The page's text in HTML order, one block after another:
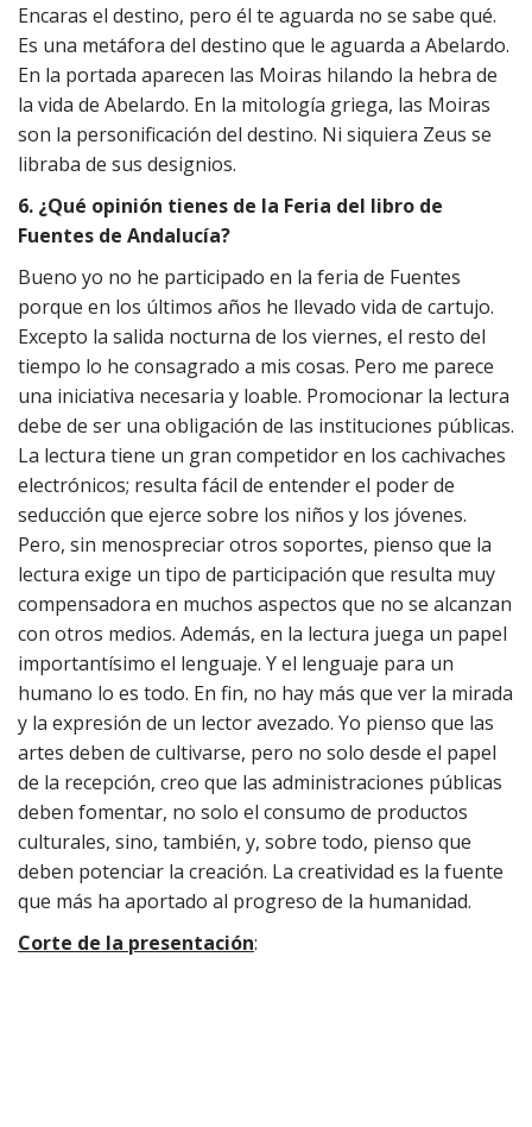
Encaras el destino, pero él te aguarda no se sabe qué.
Es una metáfora del destino que le aguarda a Abelardo.
En la portada aparecen las Moiras hilando la hebra de
la vida de Abelardo. En la mitología griega, las Moiras
son la personificación del destino. Ni siquiera Zeus se
libraba de sus designios.
6. ¿Qué opinión tienes de la Feria del libro de
Fuentes de Andalucía?
Bueno yo no he participado en la feria de Fuentes
porque en los últimos años he llevado vida de cartujo.
Excepto la salida nocturna de los viernes, el resto del
tiempo lo he consagrado a mis cosas. Pero me parece
una iniciativa necesaria y loable. Promocionar la lectura
debe de ser una obligación de las instituciones públicas.
La lectura tiene un gran competidor en los cachivaches
electrónicos; resulta fácil de entender el poder de
seducción que ejerce sobre los niños y los jóvenes.
Pero, sin menospreciar otros soportes, pienso que la
lectura exige un tipo de participación que resulta muy
compensadora en muchos aspectos que no se alcanzan
con otros medios. Además, en la lectura juega un papel
importantísimo el lenguaje. Y el lenguaje para un
humano lo es todo. En fin, no hay más que ver la mirada
y la expresión de un lector avezado. Yo pienso que las
artes deben de cultivarse, pero no solo desde el papel
de la recepción, creo que las administraciones públicas
deben fomentar, no solo el consumo de productos
culturales, sino, también, y, sobre todo, pienso que
deben potenciar la creación. La creatividad es la fuente
que más ha aportado al progreso de la humanidad.
Corte de la presentación: